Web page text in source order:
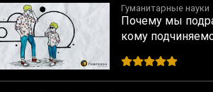
Гуманитарные науки
Почему мы
кому